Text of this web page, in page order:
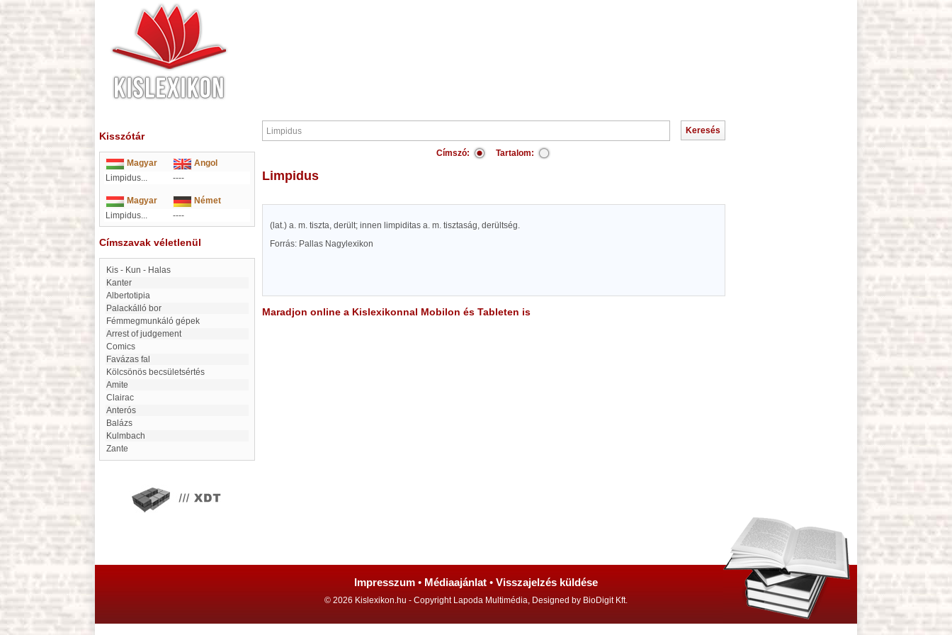
Kisszótár
Magyar
Angol
Limpidus...
----
Magyar
Német
Limpidus...
----
Címszavak véletlenül
Kis - Kun - Halas
kanter
Albertotipia
Palackálló bor
Fémmegmunkáló gépek
Arrest of judgement
comics
Favázas fal
Kölcsönös becsületsértés
Amite
Clairac
Anterós
Balázs
Kulmbach
Zante
Címszó: Tartalom:
Limpidus
(lat.) a. m. tiszta, derült; innen limpiditas a. m. tisztaság, derültség.
Forrás: Pallas Nagylexikon
Maradjon online a Kislexikonnal Mobilon és Tableten is
Impresszum • Médiaajánlat • Visszajelzés küldése
© 2026 Kislexikon.hu - Copyright Lapoda Multimédia, Designed by BioDigit Kft.